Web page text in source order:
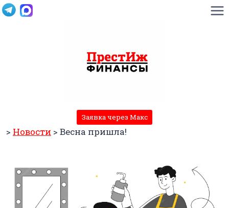
Перейти
Заявка через Макс
> Новости > Весна пришла!